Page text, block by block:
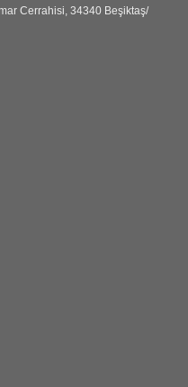
Cerrahisi, 34340 Beşiktaş/